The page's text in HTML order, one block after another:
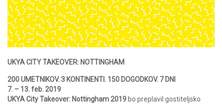
UKYA CITY TAKEOVER: NOTTINGHAM
200 UMETNIKOV. 3 KONTINENTI. 150 DOGODKOV. 7 DNI
7. – 13. feb. 2019
UKYA City Takeover: Nottingham 2019bo preplavil gostiteljsko